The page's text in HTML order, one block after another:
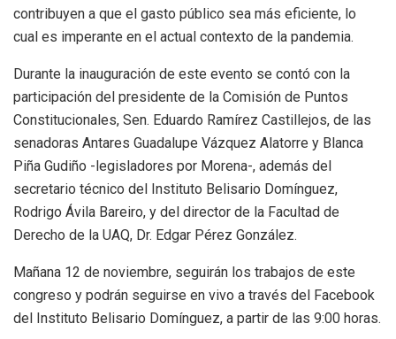
contribuyen a que el gasto público sea más eficiente, lo
cual es imperante en el actual contexto de la pandemia.
Durante la inauguración de este evento se contó con la
participación del presidente de la Comisión de Puntos
Constitucionales, Sen. Eduardo Ramírez Castillejos, de las
senadoras Antares Guadalupe Vázquez Alatorre y Blanca
Piña Gudiño -legisladores por Morena-, además del
secretario técnico del Instituto Belisario Domínguez,
Rodrigo Ávila Bareiro, y del director de la Facultad de
Derecho de la UAQ, Dr. Edgar Pérez González.
Mañana 12 de noviembre, seguirán los trabajos de este
congreso y podrán seguirse en vivo a través del Facebook
del Instituto Belisario Domínguez, a partir de las 9:00 horas.